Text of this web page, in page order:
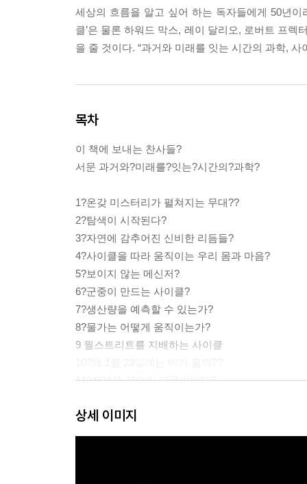
세상의 흐름을 알고 싶어 하는 독자들에게 50년
클’은 물론 하워드 막스, 레이 달리오, 로버트 프렉
을 줄 것이다. “과거와 미래를 잇는 시간의 과학, 사
목차
이 책에 보내는 찬사들?
서문 과거와?미래를?잇는?시간의?과학?
1?온갖 미스터리가 펼쳐지는 무대??
2?탐색이 시작된다?
3?자연에 감추어진 신비한 리듬들?
4?사이클을 따라 움직이는 우리 몸과 마음?
5?보이지 않는 메신저?
6?군중이 만드는 사이클?
7?생산량을 예측할 수 있는가?
8?물가는 어떻게 움직이는가?
9 월스트리트를 지배하는 사이클
11?전쟁은 끝없이 되풀이된다?
13?궁극적인 단서를 발견하다?
14?우리가 해야 할 긴급한 질문?
상세 이미지